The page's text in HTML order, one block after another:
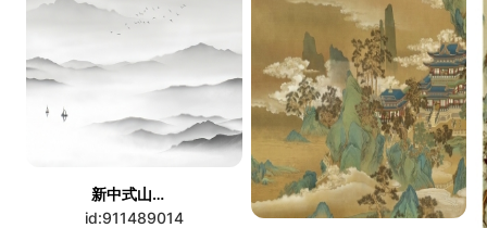
新中式山水壁画
id:911489014